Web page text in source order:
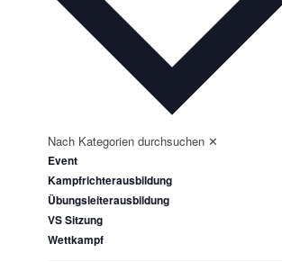
Nach Kategorien durchsuchen ✕
Event
Kampfrichterausbildung
Übungsleiterausbildung
VS Sitzung
Wettkampf